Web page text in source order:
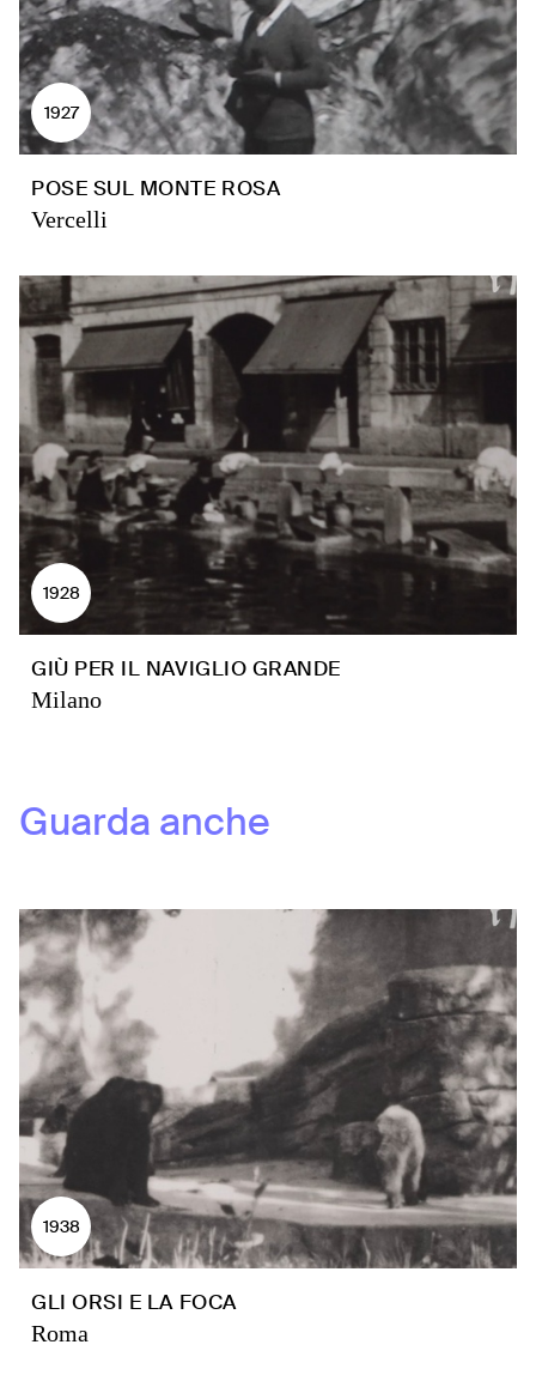
1927
POSE SUL MONTE ROSA
Vercelli
1928
GIÙ PER IL NAVIGLIO GRANDE
Milano
Guarda anche
1938
GLI ORSI E LA FOCA
Roma